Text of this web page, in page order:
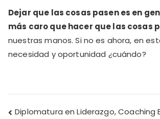
Dejar que las cosas pasen es en
más caro que hacer que las cosas
nuestras manos. Si no es ahora, en
necesidad y oportunidad ¿cuándo?
Diplomatura en Liderazgo, Coaching